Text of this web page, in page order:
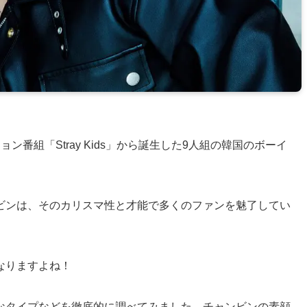
ン番組「Stray Kids」から誕生した9人組の韓国のボーイ
は、そのカリスマ性と才能で多くのファンを魅了してい
ますよね！